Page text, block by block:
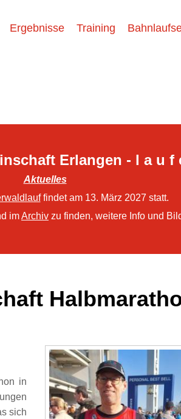
Ergebnisse Training
Erlangen - l a u f
Aktuelles
findet am 13. März 2027 statt.
imArchiv zu finden, weitere Info und
in
sich